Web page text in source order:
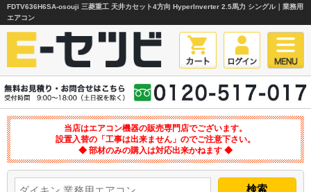
FDTV636H6SA-osouji 三菱重工 天井カセット4方向 HyperInverter 2.5馬力 シングル｜業務用
エアコン
当店はエアコン機器の販売専門店でございます。
設置入替の「工事は出来ません」のでご注意下さい。
◆ 部材のみの購入は対応出来かねます ◆